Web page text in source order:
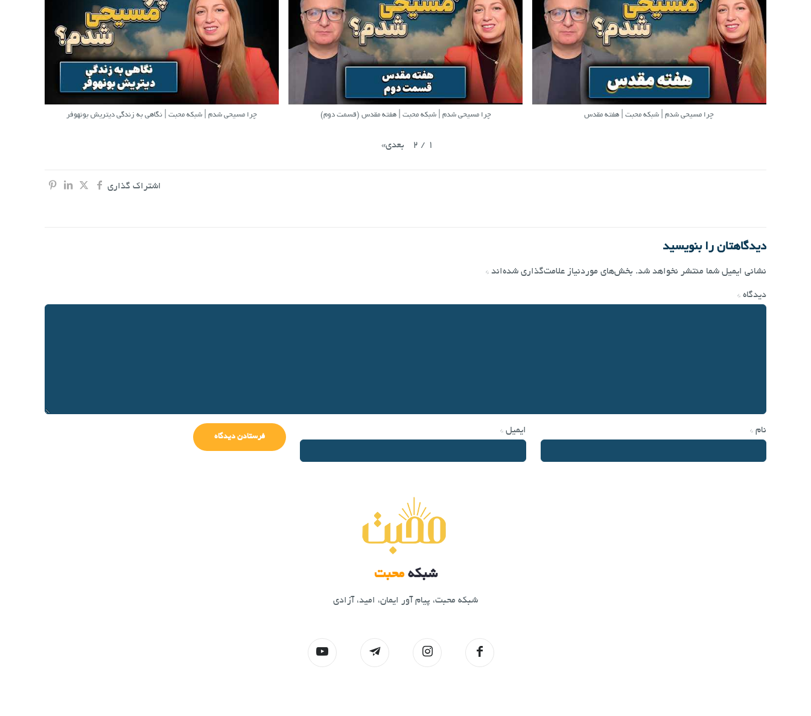
چرا مسیحی شدم | شبکه محبت | نگاهی به زندگی دیتریش بونهوفر چرا مسیحی شدم | شبکه محبت | هفته مقدس (قسمت دوم) چرا مسیحی شدم | شبکه محبت | هفته مقدس
1
/
2 بعدی»
اشتراک گذاری
دیدگاهتان را بنویسید
نشانی ایمیل شما منتشر نخواهد شد. بخش‌های موردنیاز علامت‌گذاری شده‌اند *
دیدگاه *
نام * ایمیل*
شبکهمحبت
شبکه محبت، پیام آور ایمان، امید، آزادی